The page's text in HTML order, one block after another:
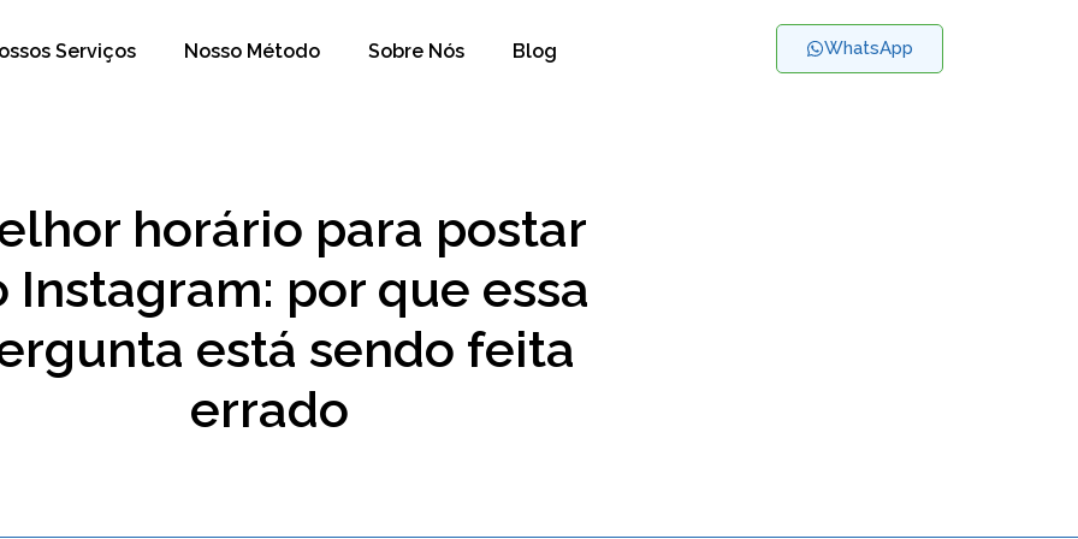
Serviços Nosso Método Sobre Nós Blog WhatsApp
horário para postar
Instagram: por que essa
está sendo feita
errado